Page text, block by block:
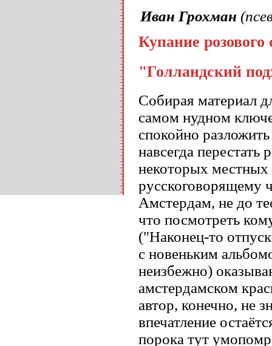
Иван Грохман
Купание розового
"Голландский
Собирая материал
самом нудном
спокойно
навсегда
некоторых местных
русскоговорящему
Амстердам, не до
что посмотреть
("Наконец-то
с новеньким
неизбежно)
амстердамском
автор, конечно, не
впечатление
порока тут